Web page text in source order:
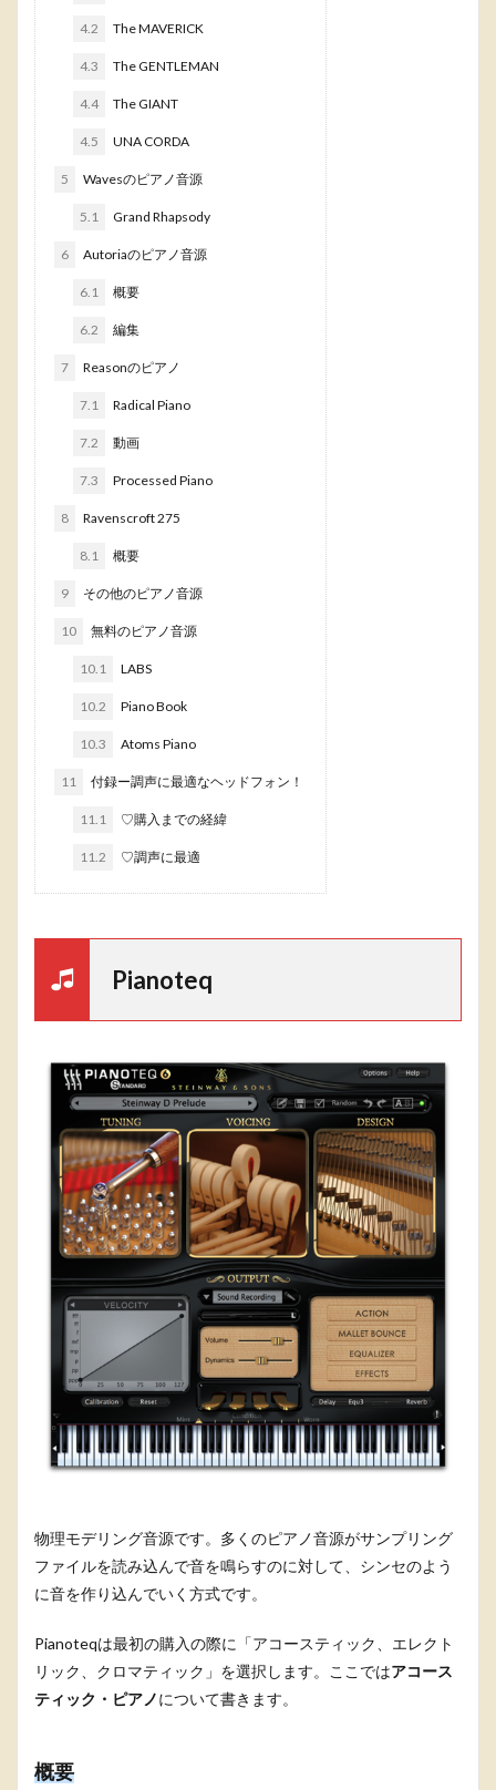
4.2 The MAVERICK
4.3 The GENTLEMAN
4.4 The GIANT
4.5 UNA CORDA
5 Wavesのピアノ音源
5.1 Grand Rhapsody
6 Autoriaのピアノ音源
6.1 概要
6.2 編集
7 Reasonのピアノ
7.1 Radical Piano
7.2 動画
7.3 Processed Piano
8 Ravenscroft 275
8.1 概要
9 その他のピアノ音源
10 無料のピアノ音源
10.1 LABS
10.2 Piano Book
10.3 Atoms Piano
11 付録ー調声に最適なヘッドフォン！
11.1 ♡購入までの経緯
11.2 ♡調声に最適
Pianoteq
物理モデリング音源です。多くのピアノ音源がサンプリング
ファイルを読み込んで音を鳴らすのに対して、シンセのよう
に音を作り込んでいく方式です。
Pianoteqは最初の購入の際に「アコースティック、エレクト
リック、クロマティック」を選択します。ここではアコース
ティック・ピアノについて書きます。
概要